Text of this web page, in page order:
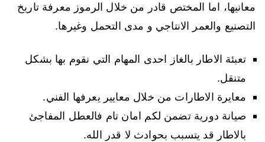
معانيها، اما المختص قادر من خلال الرموز معرفة تاريخ
التصنيع والعمر الانتاجي و مدى التحمل وغيرها.
تعبئة الاطار بالغاز احدى المهام التي نقوم بها بشكل
متنقل.
معايرة الاطارات من خلال معايير يعرفها الفني.
صيانة دورية تضمن لكم امان تام فالعطل المفاجئ
بالاطار قد يتسبب بحوادث لا قدر الله.